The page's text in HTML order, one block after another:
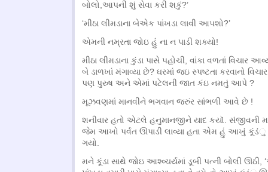
બોલો,આપની શું સેવા કરી શકું?’
‘મીઠા લીમડાના બેએક પાંખડા લાવી આપશો?’
એમની નમ્રતા જોઇ હું ના ન પાડી શક્યો!
મીઠા લીમડાના કુંડા પાસે પહોચી, વાંકા વળતાં વિચાર
બે ડાળખાં મંગાવ્યા છે? ઘરમાં જઇ સ્પષ્ટતા કરવાનો
પણ પુરુષ અને એમાં પટેલની જાત કંઇ નમતું આપે ?
મૂઝવણમાં માનવીને ભગવાન જરુંર સાંભળી આવે છે !
શનીવાર હતો એટલે હનુમાનજીને યાદ કયૉ. સંજીવની
જેમ આખો પર્વત ઊપાડી લાવ્યા હતા એમ હું આખું કૂંડંુ
ગયો.
મને કૂંડા સાથે જોઇ આશ્વ્ચર્યમાં ડૂબી પત્ની બોલી ઊઠી,